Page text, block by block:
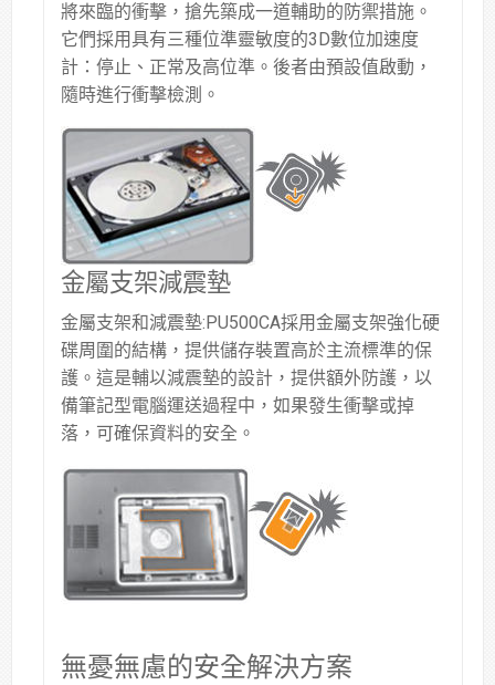
將來臨的衝擊，搶先築成一道輔助的防禦措施。
它們採用具有三種位準靈敏度的3D數位加速度
計：停止、正常及高位準。後者由預設值啟動，
隨時進行衝擊檢測。
金屬支架減震墊
金屬支架和減震墊:PU500CA採用金屬支架強化硬
碟周圍的結構，提供儲存裝置高於主流標準的保
護。這是輔以減震墊的設計，提供額外防護，以
備筆記型電腦運送過程中，如果發生衝擊或掉
落，可確保資料的安全。
無憂無慮的安全解決方案